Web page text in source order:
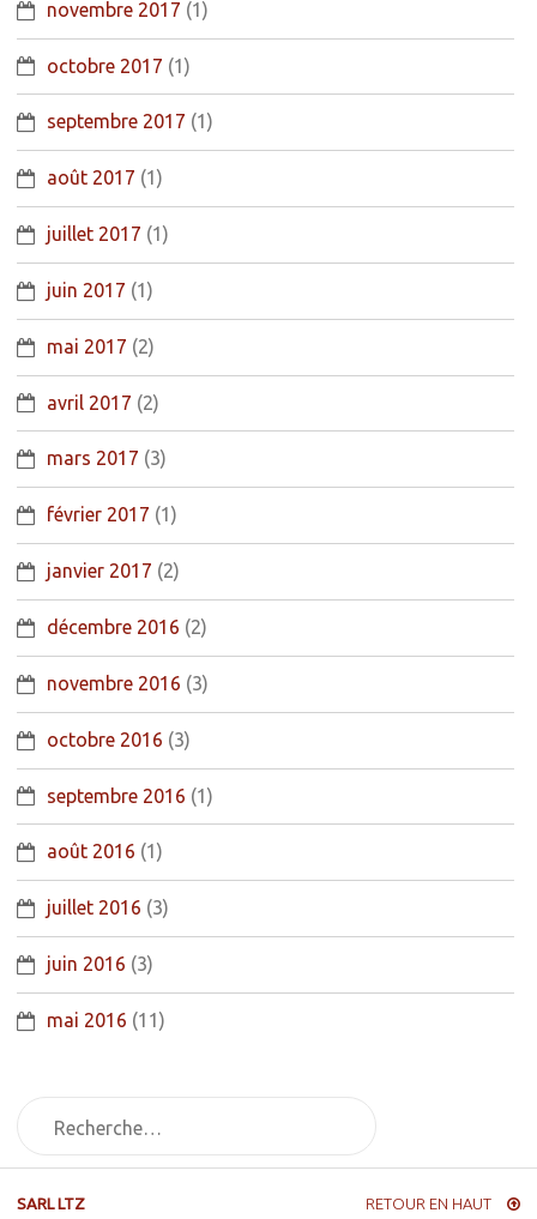
novembre 2017 (1)
octobre 2017 (1)
septembre 2017 (1)
août 2017 (1)
juillet 2017 (1)
juin 2017 (1)
mai 2017 (2)
avril 2017 (2)
mars 2017 (3)
février 2017 (1)
janvier 2017 (2)
décembre 2016 (2)
novembre 2016 (3)
octobre 2016 (3)
septembre 2016 (1)
août 2016 (1)
juillet 2016 (3)
juin 2016 (3)
mai 2016 (11)
SARL LTZ
RETOUR EN HAUT